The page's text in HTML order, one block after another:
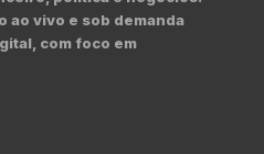
ao vivo e sob demanda
com foco em